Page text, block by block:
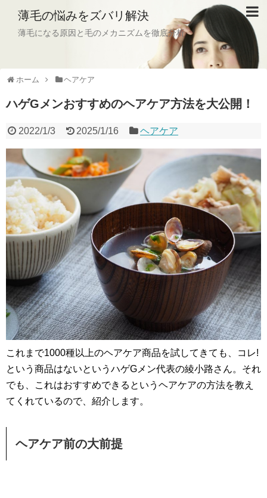
薄毛の悩みをズバリ解決
薄毛になる原因と毛のメカニズムを徹底分析
ホーム ヘアケア
ハゲGメンおすすめのヘアケア方法を大公開！
2022/1/3 2025/1/16 ヘアケア
これまで1000種以上のヘアケア商品を試してきても、コレ!
という商品はないというハゲGメン代表の綾小路さん。それ
でも、これはおすすめできるというヘアケアの方法を教え
てくれているので、紹介します。
ヘアケア前の大前提